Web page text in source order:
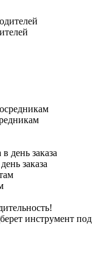
заказа
инструмент под